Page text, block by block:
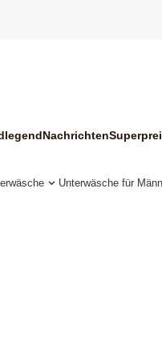
Nachrichten
Unterwäsche für